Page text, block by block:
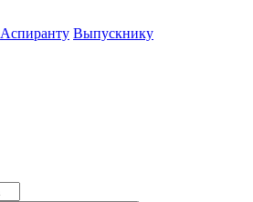
Аспиранту Выпускнику